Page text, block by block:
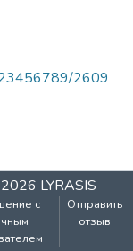
2609
LYRASIS
с
Отправить
отзыв